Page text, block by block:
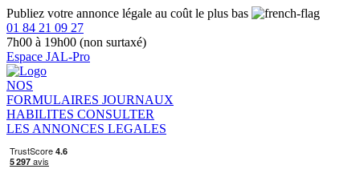
Publiez votre annonce légale au coût le plus bas
01 84 21 09 27
7h00 à 19h00 (non surtaxé)
Espace JAL-Pro
NOS
FORMULAIRES JOURNAUX
HABILITES CONSULTER
LES ANNONCES LEGALES